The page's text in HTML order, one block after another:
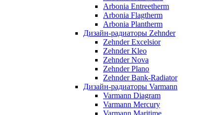
Arbonia Entreetherm
Arbonia Flagtherm
Arbonia Plantherm
Дизайн-радиаторы Zehnder
Zehnder Excelsior
Zehnder Kleo
Zehnder Nova
Zehnder Plano
Zehnder Bank-Radiator
Дизайн-радиаторы Varmann
Varmann Diagram
Varmann Mercury
Varmann Maritime